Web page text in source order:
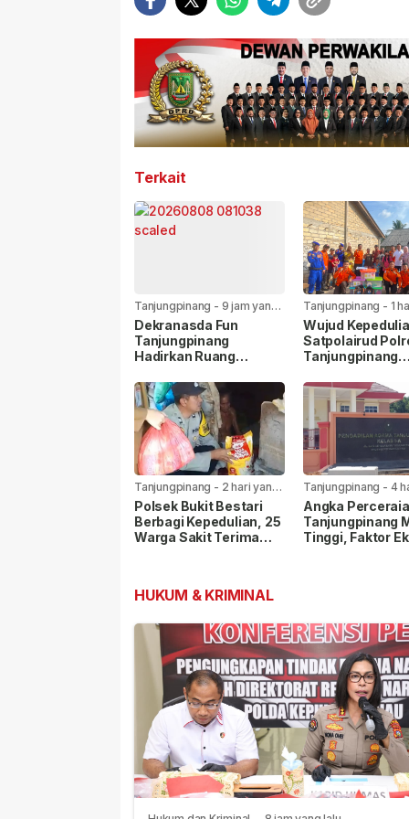
Terkait
Tanjungpinang - 9 jam yang
lalu
Dekranasda Fun
Tanjungpinang
Hadirkan Ruang
Promosi UMKM
Tanjungpinang - 1
lalu
Wujud
Satpolairud
Tanjungpinang
Korban Laka Laut
Tanjungpinang - 2 hari yang
lalu
Polsek Bukit Bestari
Berbagi Kepedulian, 25
Warga Sakit Terima
Tanjungpinang - 4
lalu
Angka
Tanjungpinang
Tinggi, Faktor
HUKUM & KRIMINAL